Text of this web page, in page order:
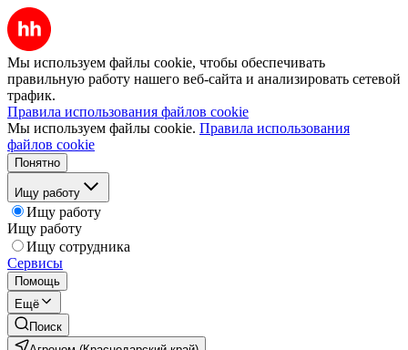
Мы используем файлы cookie, чтобы обеспечивать
правильную работу нашего веб-сайта и анализировать сетевой
трафик.
Правила использования файлов cookie
Мы используем файлы cookie. Правила использования
файлов cookie
Понятно
Ищу работу
Ищу работу
Ищу работу
Ищу сотрудника
Сервисы
Помощь
Ещё
Поиск